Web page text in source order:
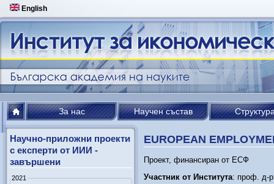
English
За нас Научен състав
Научно-приложни проекти
с експерти от ИИИ -
завършени
2021
EUROPEAN
Проект, финансиран от ЕСФ
Участник от Института: проф. д-